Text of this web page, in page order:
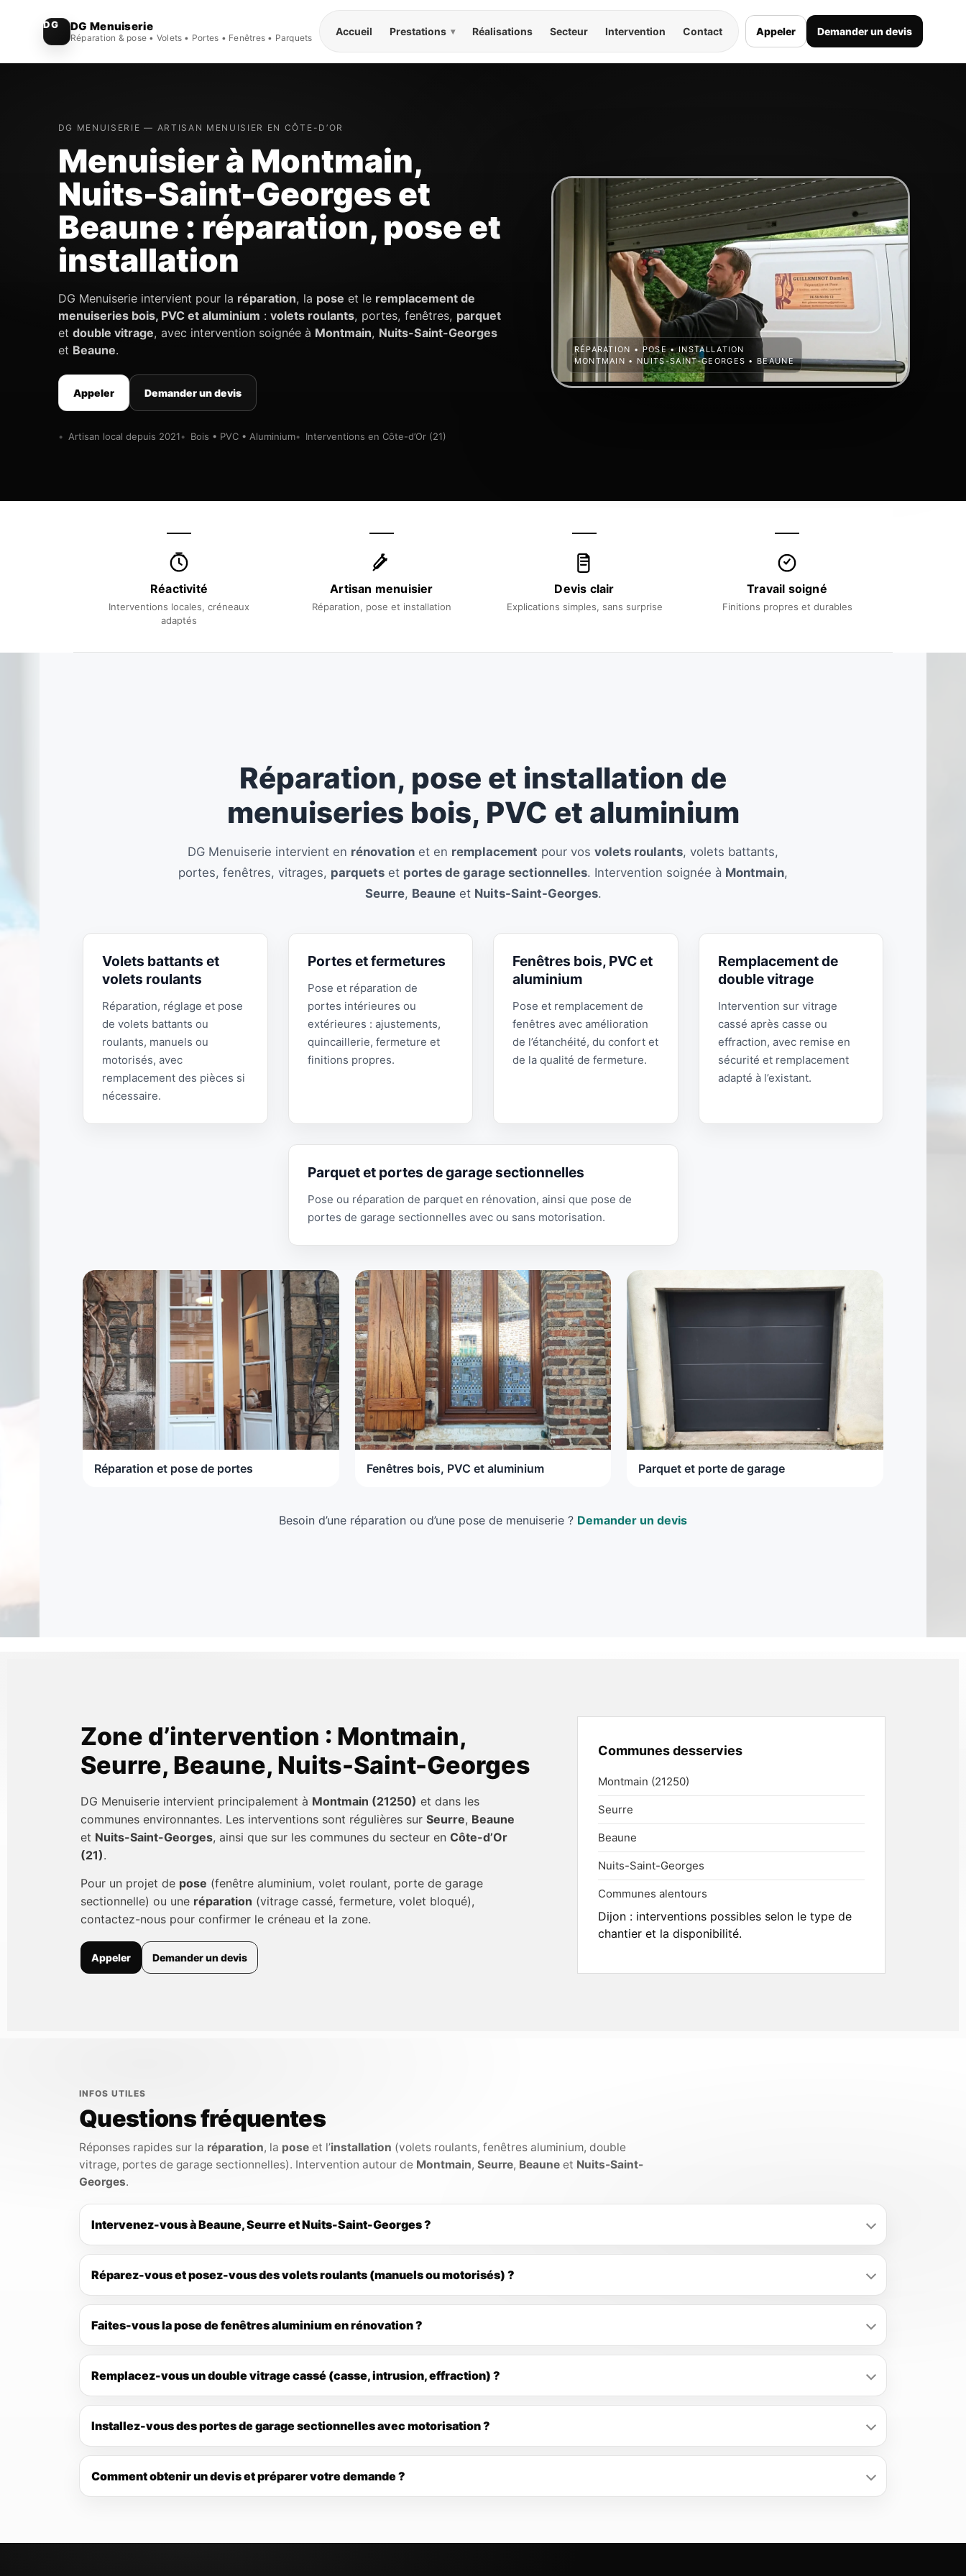
DG Menuiserie
Réparation & pose • Volets • Portes • Fenêtres • Parquets Accueil Prestations ▾ Réalisations Secteur Intervention Contact Appeler Demander un devis
DG MENUISERIE — ARTISAN MENUISIER EN CÔTE-D’OR
Menuisier à Montmain,
Nuits-Saint-Georges et
Beaune : réparation, pose et
installation
DG Menuiserie intervient pour la réparation, la pose et le remplacement de
menuiseries bois, PVC et aluminium : volets roulants, portes, fenêtres, parquet
et double vitrage, avec intervention soignée à Montmain, Nuits-Saint-Georges
et Beaune.
Appeler Demander un devis
Artisan local depuis 2021 Bois • PVC • Aluminium Interventions en Côte-d’Or (21)
RÉPARATION • POSE • INSTALLATION
MONTMAIN • NUITS-SAINT-GEORGES • BEAUNE
Réactivité
Interventions locales, créneaux
adaptés
Artisan menuisier
Réparation, pose et installation
Devis clair
Explications simples, sans surprise
Travail soigné
Finitions propres et durables
Réparation, pose et installation de
menuiseries bois, PVC et aluminium
DG Menuiserie intervient en rénovation et en remplacement pour vos volets roulants, volets battants,
portes, fenêtres, vitrages, parquets et portes de garage sectionnelles. Intervention soignée à Montmain,
Seurre, Beauneet Nuits-Saint-Georges.
Volets battants et
volets roulants
Réparation, réglage et pose
de volets battants ou
roulants, manuels ou
motorisés, avec
remplacement des pièces si
nécessaire.
Portes et fermetures
Pose et réparation de
portes intérieures ou
extérieures : ajustements,
quincaillerie, fermeture et
finitions propres.
Fenêtres bois, PVC et
aluminium
Pose et remplacement de
fenêtres avec amélioration
de l’étanchéité, du confort et
de la qualité de fermeture.
Remplacement de
double vitrage
Intervention sur vitrage
cassé après casse ou
effraction, avec remise en
sécurité et remplacement
adapté à l’existant.
Parquet et portes de garage sectionnelles
Pose ou réparation de parquet en rénovation, ainsi que pose de
portes de garage sectionnelles avec ou sans motorisation.
Réparation et pose de portes Fenêtres bois, PVC et aluminium Parquet et porte de garage
Besoin d’une réparation ou d’une pose de menuiserie ? Demander un devis
Zone d’intervention : Montmain,
Seurre, Beaune, Nuits-Saint-Georges
DG Menuiserie intervient principalement à Montmain (21250) et dans les
communes environnantes. Les interventions sont régulières sur Seurre, Beaune
et Nuits-Saint-Georges, ainsi que sur les communes du secteur en Côte-d’Or
(21).
Pour un projet de pose (fenêtre aluminium, volet roulant, porte de garage
sectionnelle) ou une réparation (vitrage cassé, fermeture, volet bloqué),
contactez-nous pour confirmer le créneau et la zone.
Appeler Demander un devis
Communes desservies
Montmain (21250)
Seurre
Beaune
Nuits-Saint-Georges
Communes alentours
Dijon : interventions possibles selon le type de
chantier et la disponibilité.
INFOS UTILES
Questions fréquentes
Réponses rapides sur la réparation, la pose et l’installation (volets roulants, fenêtres aluminium, double
vitrage, portes de garage sectionnelles). Intervention autour de Montmain, Seurre, Beaune et Nuits-Saint-
Georges.
Intervenez-vous à Beaune, Seurre et Nuits-Saint-Georges ?
Réparez-vous et posez-vous des volets roulants (manuels ou motorisés) ?
Faites-vous la pose de fenêtres aluminium en rénovation ?
Remplacez-vous un double vitrage cassé (casse, intrusion, effraction) ?
Installez-vous des portes de garage sectionnelles avec motorisation ?
Comment obtenir un devis et préparer votre demande ?